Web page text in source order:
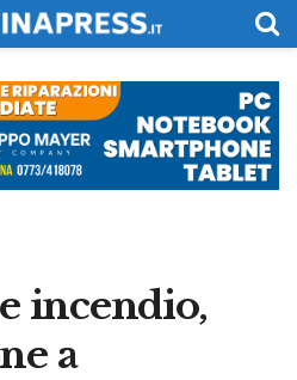
incendio,
a